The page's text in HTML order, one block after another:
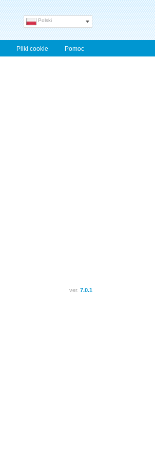
Polski
Pliki cookie Pomoc
ver. 7.0.1